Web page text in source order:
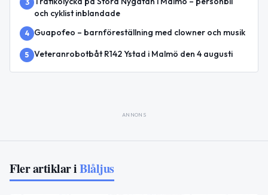
3
och cyklist inblandade
4 Guapofeo – barnföreställning med clowner och musik
5 Veteranrobotbåt R142 Ystad i Malmö den 4 augusti
ANNONS
Fler artiklar iBlåljus